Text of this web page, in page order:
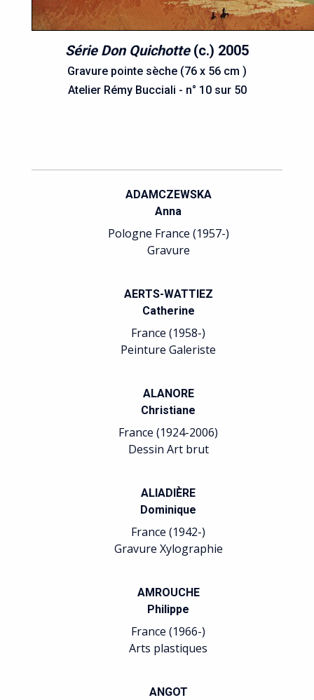
Série Don Quichotte(c.) 2005
Gravure pointe sèche (76 x 56 cm )
Atelier Rémy Bucciali - n° 10 sur 50
ADAMCZEWSKA
Anna
Pologne France (1957-)
Gravure
AERTS-WATTIEZ
Catherine
France (1958-)
Peinture Galeriste
ALANORE
Christiane
France (1924-2006)
Dessin Art brut
ALIADIÈRE
Dominique
France (1942-)
Gravure Xylographie
AMROUCHE
Philippe
France (1966-)
Arts plastiques
ANGOT